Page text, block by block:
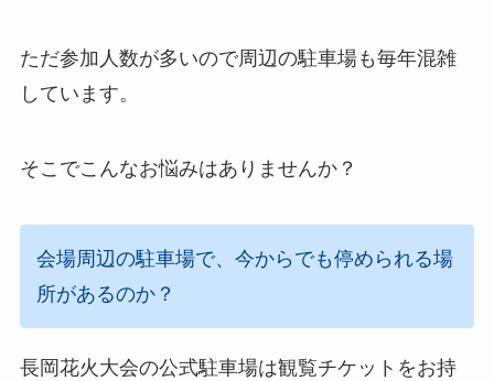
ただ参加人数が多いので周辺の駐車場も毎年混雑
しています。
そこでこんなお悩みはありませんか？
会場周辺の駐車場で、今からでも停められる場
所があるのか？
長岡花火大会の公式駐車場は観覧チケットをお持